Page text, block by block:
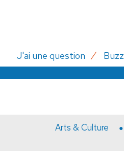
J'ai une question Buzz
Arts & Culture